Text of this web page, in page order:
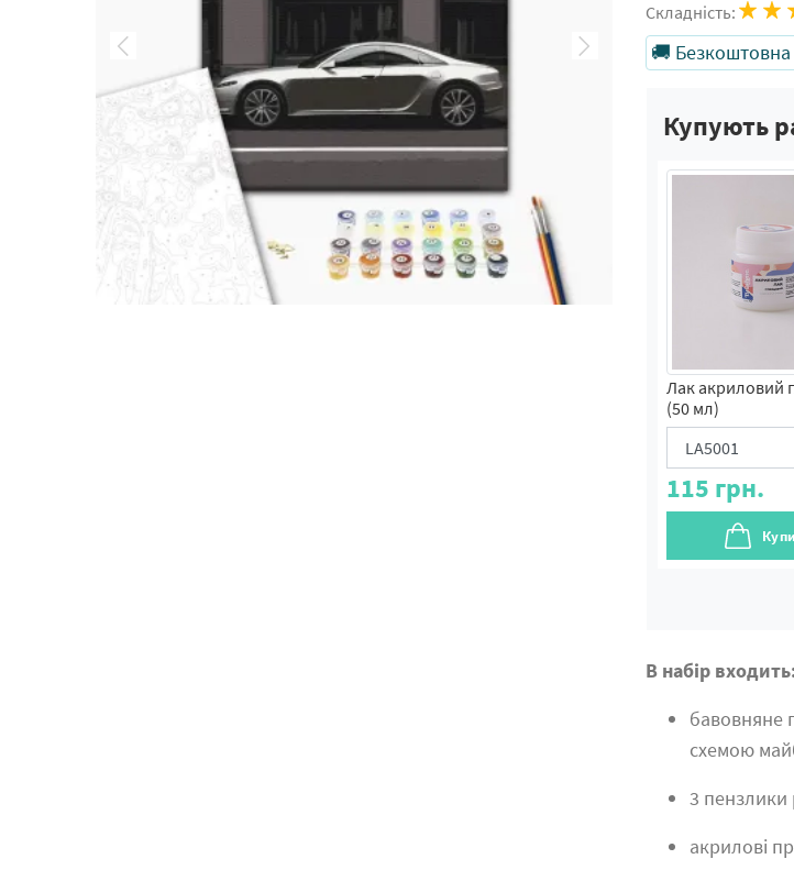
Складність:
🚚 Безкоштовна
Купують
Лак акриловий
(50 мл)
115 грн.
В набір
бавовняне
схемою
3 пензлики
акрилові